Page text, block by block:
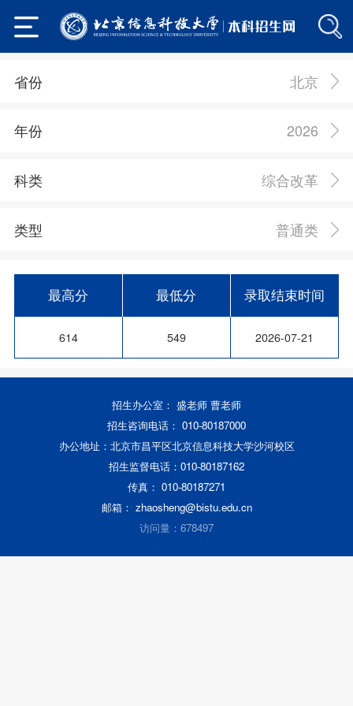
省份 北京
年份 2026
科类 综合改革
类型 普通类
最高分 最低分 录取结束时间
614 549 2026-07-21
招生办公室： 盛老师 曹老师
招生咨询电话： 010-80187000
办公地址：北京市昌平区北京信息科技大学沙河校区
招生监督电话：010-80187162
传真： 010-80187271
邮箱： zhaosheng@bistu.edu.cn
访问量：678497